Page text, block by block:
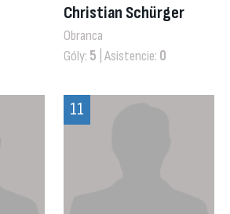
Christian Schürger
Obranca
Góly: 5 | Asistencie: 0
11